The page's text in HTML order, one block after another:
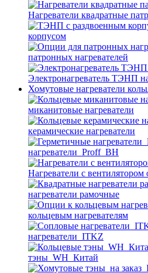
Нагреватели квадратные
корпусом
патронных нагревателей
Электронагреватель ТЭНП
Хомутовые нагреватели
миканитовые нагреватели
керамические нагреватели
нагреватели_Proff_BH
Нагреватели с
нагреватели рамочные
кольцевым нагревателям
нагреватели_ITKZ
тэны_WH_Китай